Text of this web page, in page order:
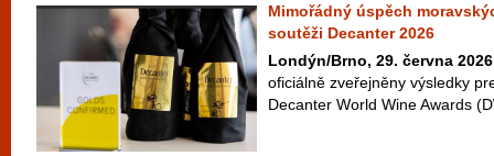
Mimořádný úspěch
soutěži Decanter 2026
Londýn/Brno, 29. června 2026
oficiálně zveřejněny výsledky
Decanter World Wine Awards